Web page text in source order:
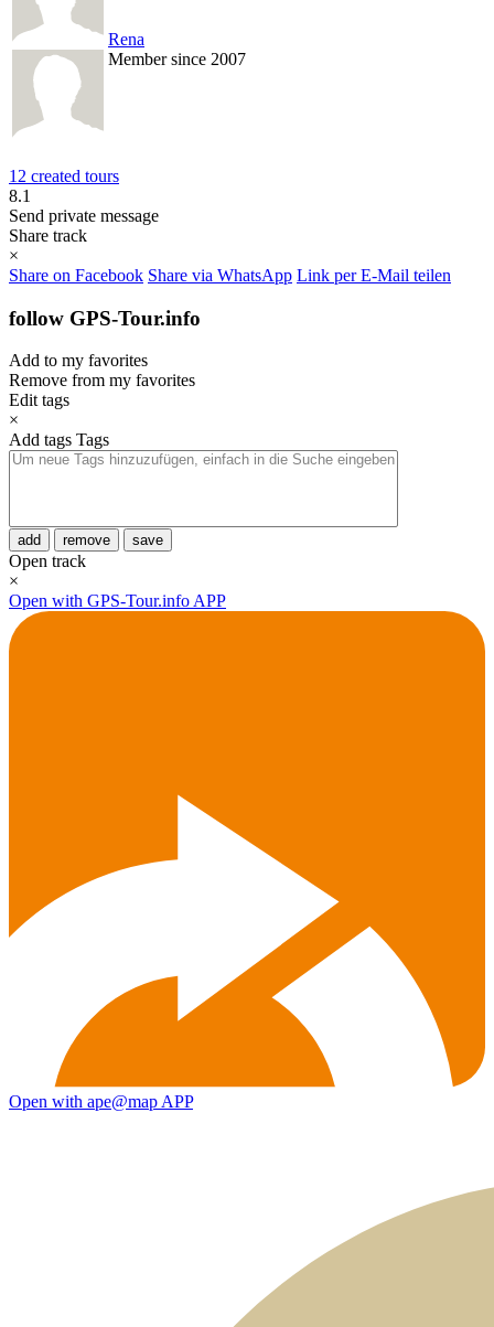
Rena
Member since 2007
12 created tours
8.1
Send private message
Share track
×
Share on Facebook Share via WhatsApp Link per E-Mail teilen
follow GPS-Tour.info
Add to my favorites
Remove from my favorites
Edit tags
×
Add tags Tags
add remove save
Open track
×
Open with GPS-Tour.info APP
Open with ape@map APP